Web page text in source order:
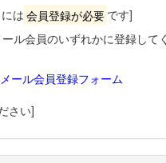
は会員登録が必要 です]
ル会員のいずれかに登録して
ール会員登録フォーム
さい]